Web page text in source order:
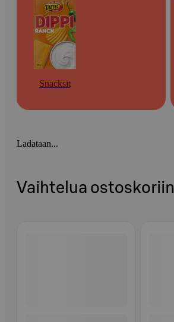
Snacksit
Ladataan...
Vaihtelua ostoskoriin